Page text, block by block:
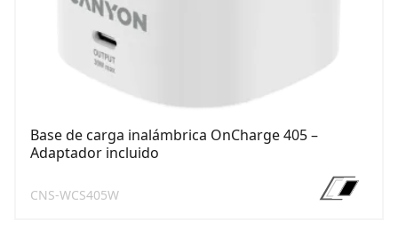
Base de carga inalámbrica OnCharge 405 –
Adaptador incluido
CNS-WCS405W